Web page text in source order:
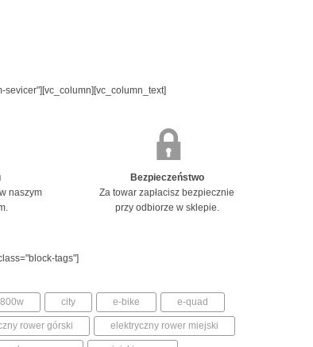
naszym
Bezpieczeństwo
Za towar zapłacisz bezpiecznie
przy odbiorze w sklepie.
tags"]
city e-bike e-quad
rower górski elektryczny rower miejski